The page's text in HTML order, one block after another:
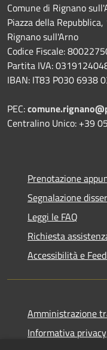
Comune di Rignano
Piazza della
Rignano sull'Arno
Codice Fiscale:
Partita IVA:
IBAN: IT83 P030 6938
PEC:
Centralino Unico: +39
Prenotazione
Segnalazione
Leggi le FAQ
Richiesta
Accessibilità e
Amministrazione
Informativa privacy